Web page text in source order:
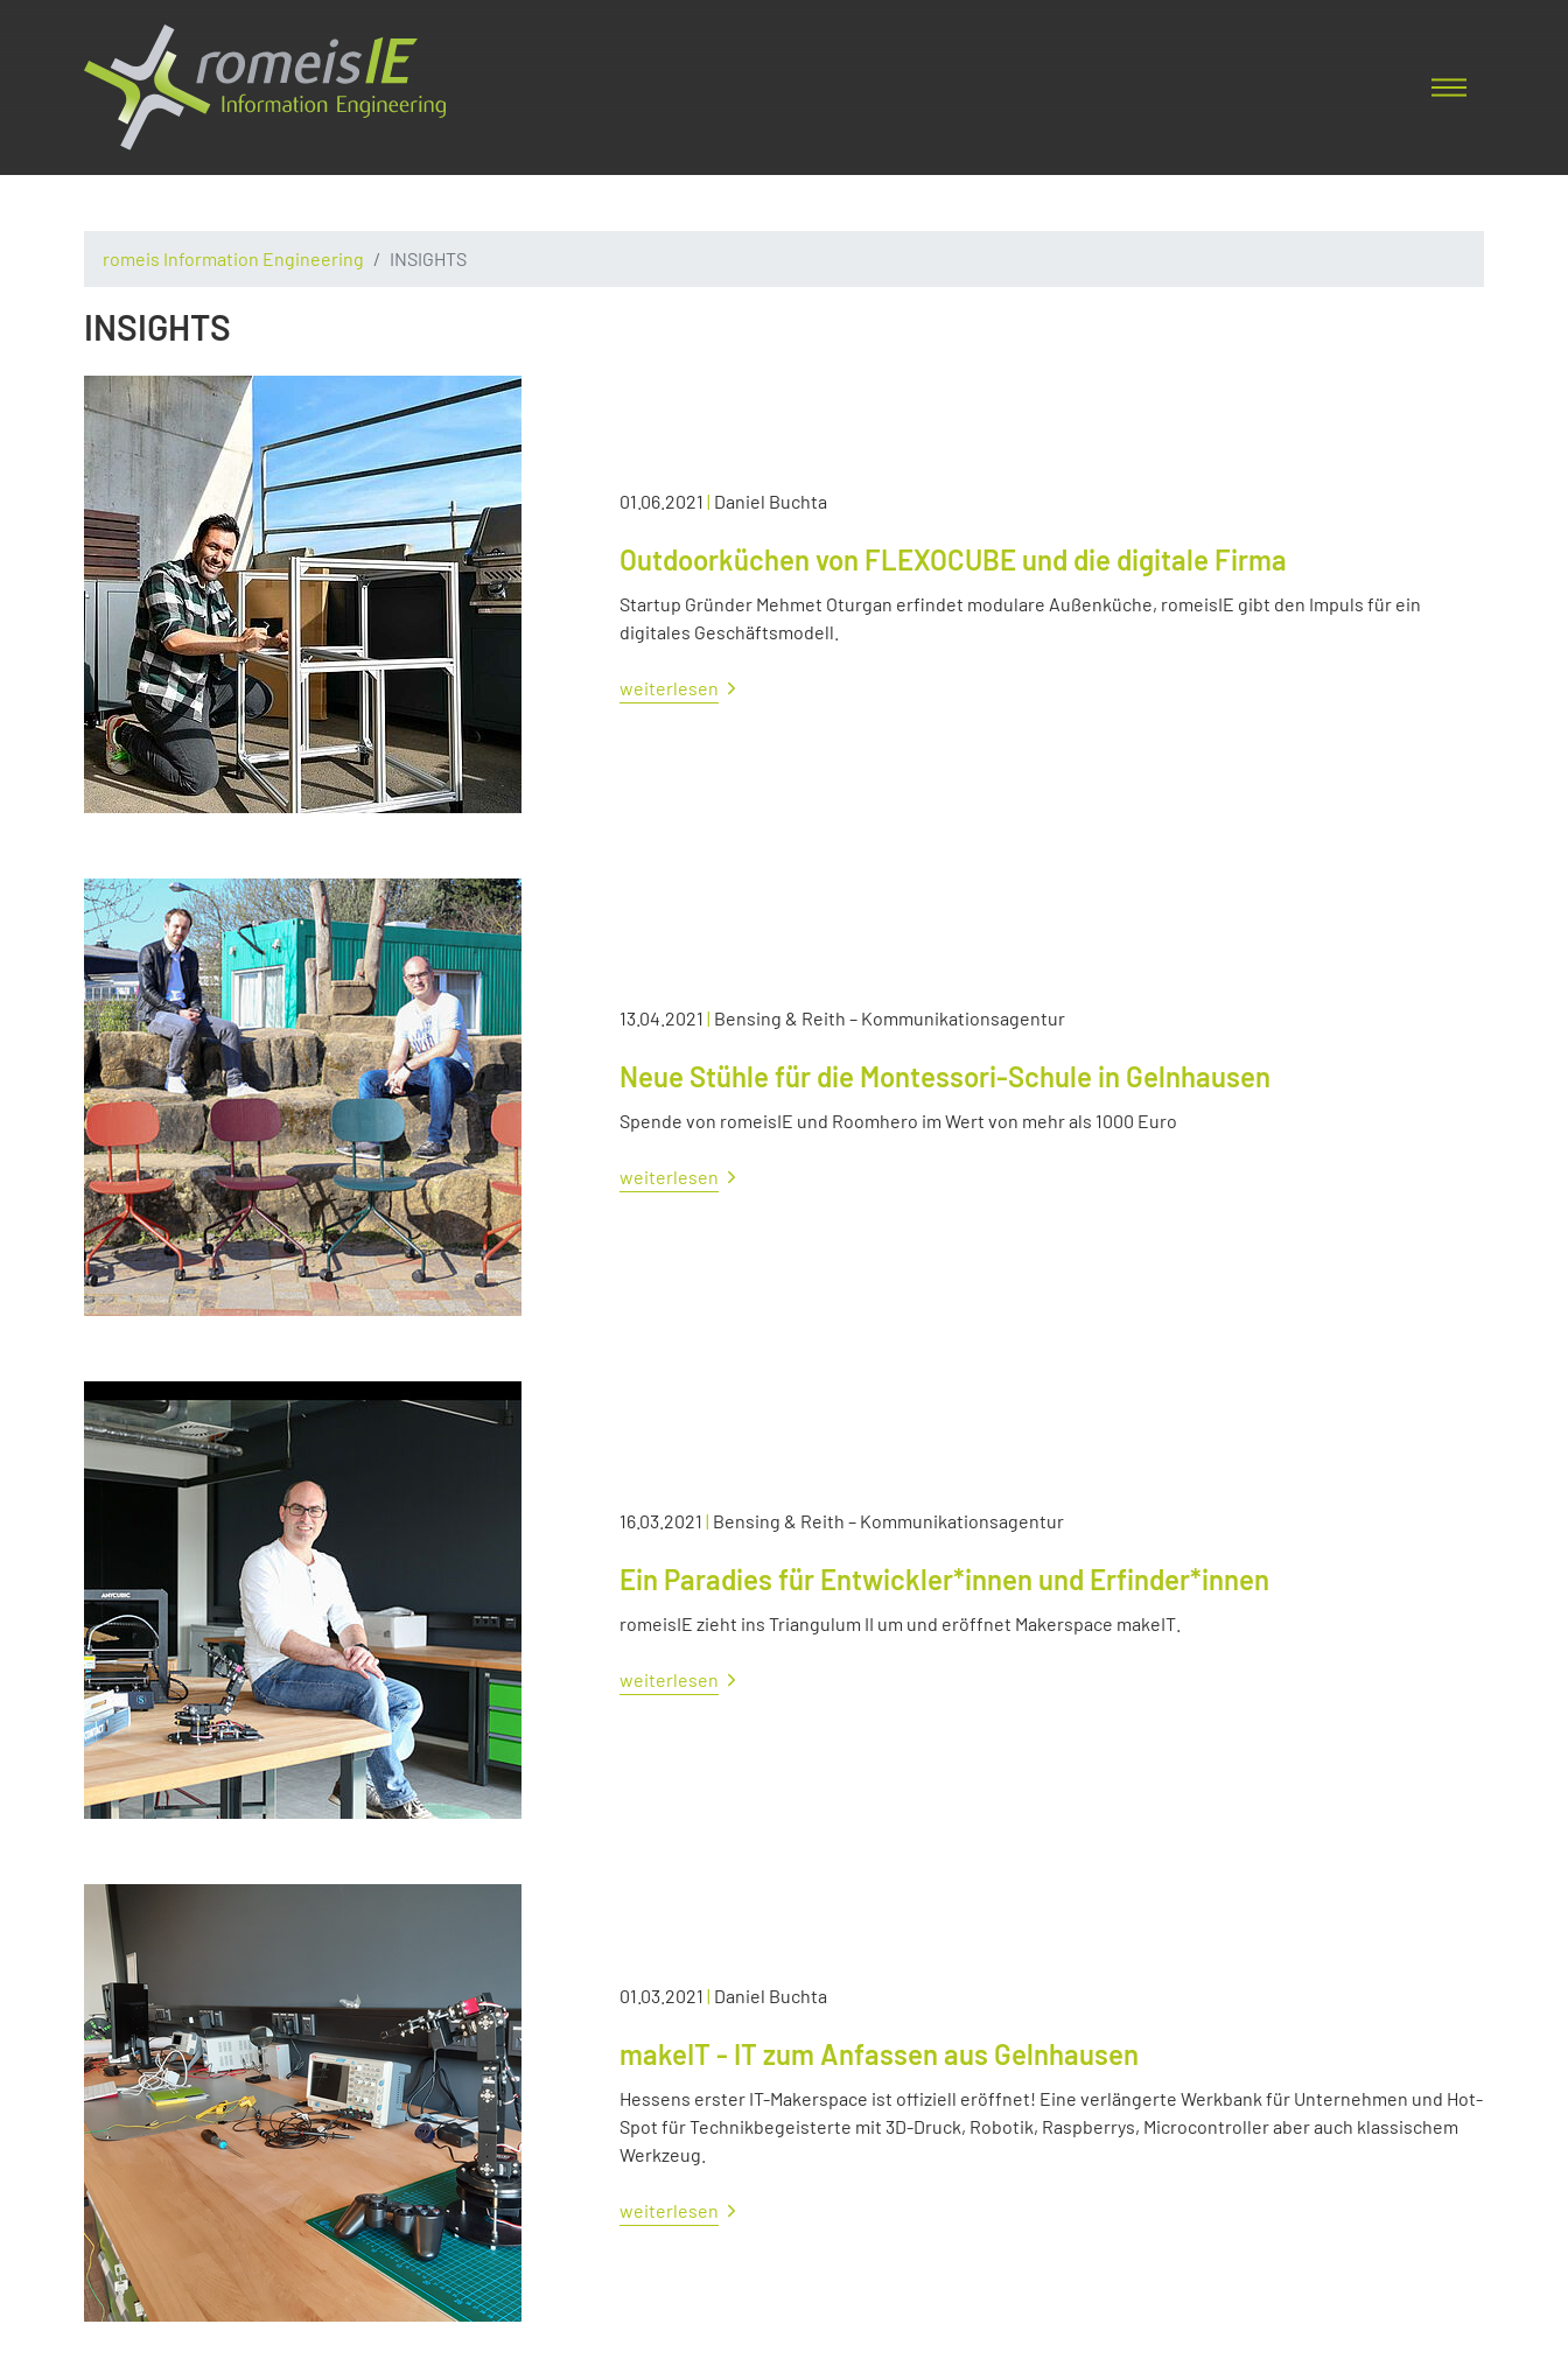
romeis Information Engineering INSIGHTS
INSIGHTS
01.06.2021 | Daniel Buchta
Outdoorküchen von FLEXOCUBE und die digitale Firma
Startup Gründer Mehmet Oturgan erfindet modulare Außenküche, romeisIE gibt den Impuls für ein
digitales Geschäftsmodell.
weiterlesen
13.04.2021 | Bensing & Reith – Kommunikationsagentur
Neue Stühle für die Montessori-Schule in Gelnhausen
Spende von romeisIE und Roomhero im Wert von mehr als 1000 Euro
weiterlesen
16.03.2021 | Bensing & Reith – Kommunikationsagentur
Ein Paradies für Entwickler*innen und Erfinder*innen
romeisIE zieht ins Triangulum II um und eröffnet Makerspace makeIT.
weiterlesen
01.03.2021 | Daniel Buchta
makeIT - IT zum Anfassen aus Gelnhausen
Hessens erster IT-Makerspace ist offiziell eröffnet! Eine verlängerte Werkbank für Unternehmen und Hot-
Spot für Technikbegeisterte mit 3D-Druck, Robotik, Raspberrys, Microcontroller aber auch klassischem
Werkzeug.
weiterlesen